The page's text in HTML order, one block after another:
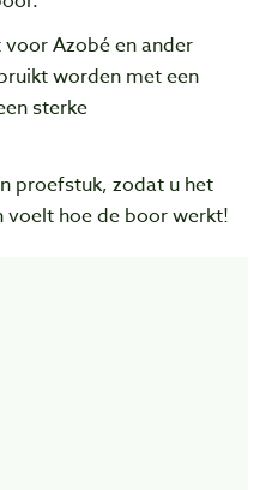
Azobé en ander
worden met een
sterke
proefstuk, zodat u het
voelt hoe de boor werkt!